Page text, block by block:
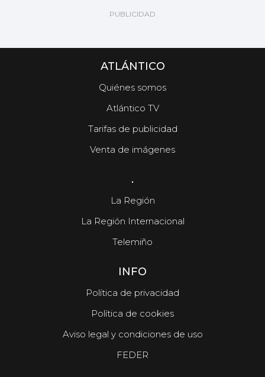
ATLÁNTICO
Quiénes somos
Atlántico TV
Tarifas de publicidad
Venta de imágenes
.
La Región
La Región Internacional
Telemiño
INFO
Política de privacidad
Política de cookies
Aviso legal y condiciones de uso
FEDER